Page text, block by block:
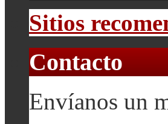
Sitios
Contacto
Envíanos un